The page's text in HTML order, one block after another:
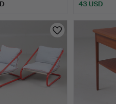
43 USD